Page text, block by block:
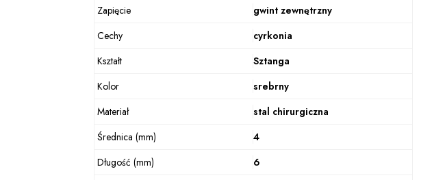
Zapięcie
gwint zewnętrzny
Cechy
cyrkonia
Kształt
Sztanga
Kolor
srebrny
Materiał
stal chirurgiczna
Średnica (mm)
4
Długość (mm)
6